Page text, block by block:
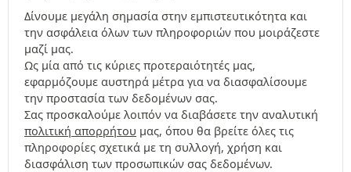
Δίνουμε μεγάλη σημασία στην εμπιστευτικότητα και
την ασφάλεια όλων των πληροφοριών που μοιράζεστε
μαζί μας.
Ως μία από τις κύριες προτεραιότητές μας,
εφαρμόζουμε αυστηρά μέτρα για να διασφαλίσουμε
την προστασία των δεδομένων σας.
Σας προσκαλούμε λοιπόν να διαβάσετε την αναλυτική
πολιτική απορρήτου μας, όπου θα βρείτε όλες τις
πληροφορίες σχετικά με τη συλλογή, χρήση και
διασφάλιση των προσωπικών σας δεδομένων.